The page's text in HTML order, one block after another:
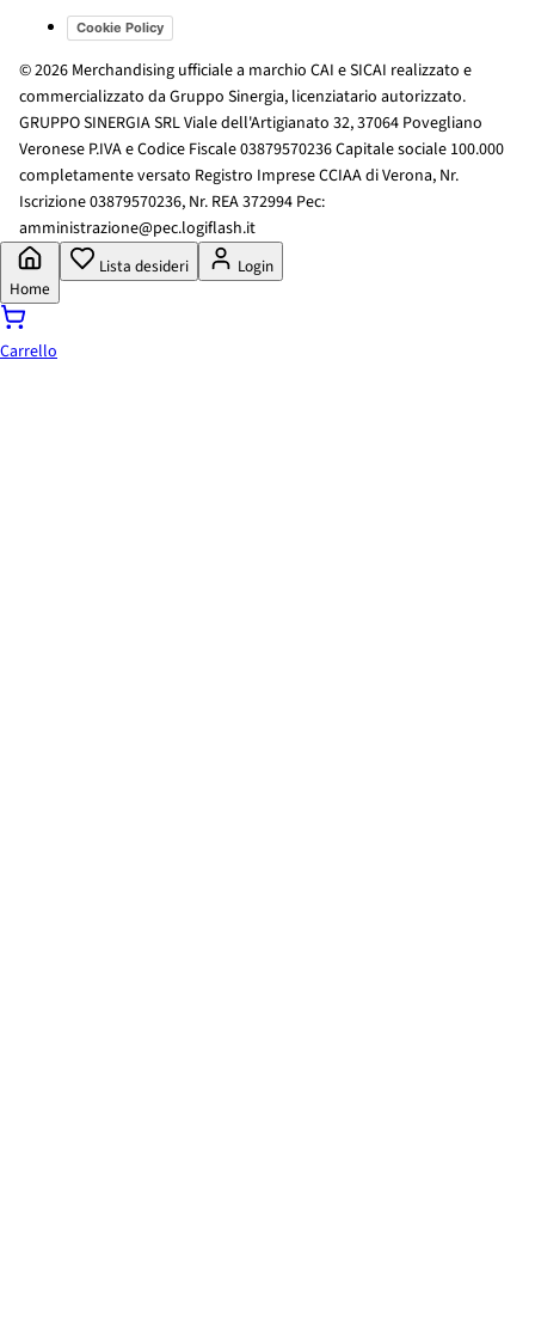
Cookie Policy
© 2026 Merchandising ufficiale a marchio CAI e SICAI realizzato e
commercializzato da Gruppo Sinergia, licenziatario autorizzato.
GRUPPO SINERGIA SRL Viale dell'Artigianato 32, 37064 Povegliano
Veronese P.IVA e Codice Fiscale 03879570236 Capitale sociale 100.000
completamente versato Registro Imprese CCIAA di Verona, Nr.
Iscrizione 03879570236, Nr. REA 372994 Pec:
amministrazione@pec.logiflash.it
Home
Lista desideri Login
Carrello